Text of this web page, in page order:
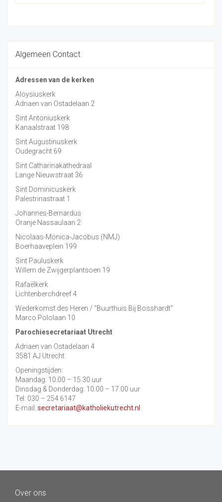
Algemeen Contact
Adressen van de kerken
Aloysiuskerk
Adriaen van Ostadelaan 2
Sint Antoniuskerk
Kanaalstraat 198
Sint Augustinuskerk
Oudegracht 69
Sint Catharinakathedraal
Lange Nieuwstraat 36
Sint Dominicuskerk
Palestrinastraat 1
Johannes-Bernardus
Oranje Nassaulaan 2
Nicolaas-Monica-Jacobus (NMJ)
Boerhaaveplein 199
Sint Pauluskerk
Willem de Zwijgerplantsoen 19
Rafaëlkerk
Lichtenberchdreef 4
Wederkomst des Heren / “Buurthuis Bij Bosshardt”
Marco Pololaan 10
Parochiesecretariaat Utrecht
Adriaen van Ostadelaan 4
3581 AJ Utrecht
Openingstijden:
Maandag: 10.00 – 15.30 uur
Dinsdag & Donderdag: 10.00 – 17.00 uur
Tel: 030 – 254 6147
E-mail: secretariaat@katholiekutrecht.nl
Over ons